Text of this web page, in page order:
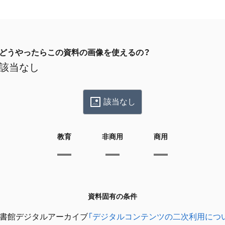
うやったらこの資料の画像を使えるの？
当なし
該当なし
教育 非商用 商用
資料固有の条件
館デジタルアーカイブ「デジタルコンテンツの二次利用につ